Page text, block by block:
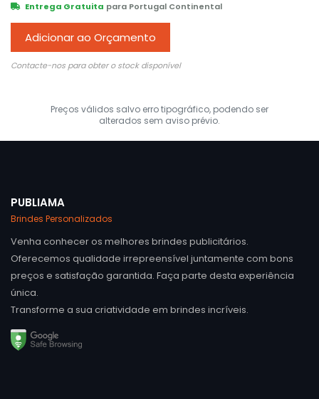
Entrega Gratuita para Portugal Continental
Adicionar ao Orçamento
Contacte-nos para obter o stock disponível
Preços válidos salvo erro tipográfico, podendo ser
alterados sem aviso prévio.
PUBLIAMA
Brindes Personalizados
Venha conhecer os melhores brindes publicitários.
Oferecemos qualidade irrepreensível juntamente com bons
preços e satisfação garantida. Faça parte desta experiência
única.
Transforme a sua criatividade em brindes incríveis.